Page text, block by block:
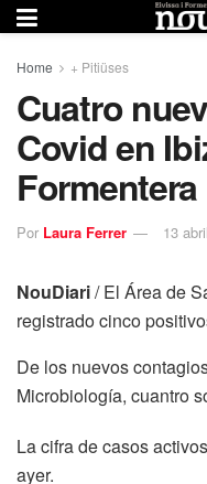
Home + Pitiüses
Cuatro
Covid en
Formentera
Por Laura Ferrer 13
NouDiari/ El Área de
registrado cinco
De los nuevos
Microbiología, cuantro
La cifra de casos
ayer.